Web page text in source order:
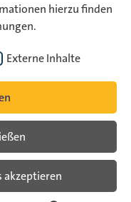
hierzu finden
Externe Inhalte
akzeptieren
Shimon-